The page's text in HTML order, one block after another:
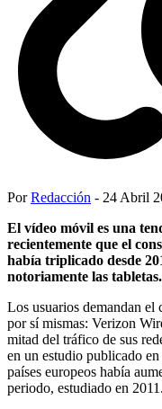
PorRedacción - 24 Abril
El vídeo móvil es una
recientemente que el
había triplicado desde
notoriamente las tabletas.
Los usuarios demandan
por sí mismas: Verizon
mitad del tráfico de sus
en un estudio publicado
países europeos había
periodo, estudiado en 2011.